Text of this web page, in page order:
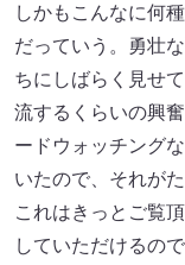
しかもこんなに何
だっていう。勇壮
ちにしばらく見せ
流するくらいの興
ードウォッチング
いたので、それが
これはきっとご覧
していただけるの